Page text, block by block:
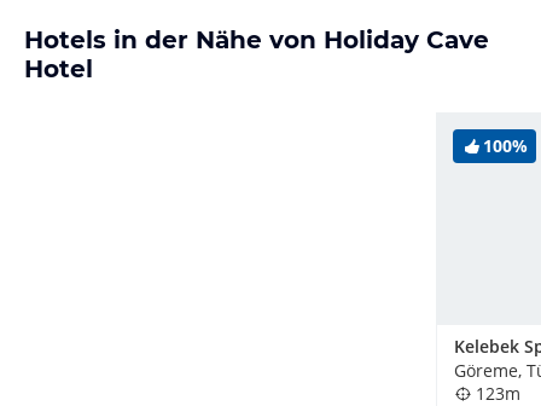
Hotels in der Nähe von Holiday Cave
Hotel
100%
Göreme,
123m